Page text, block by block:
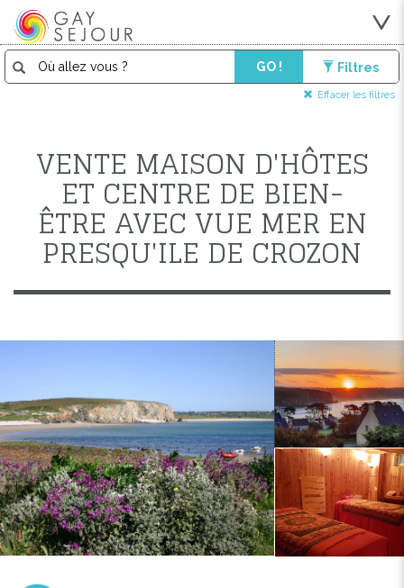
GO ! Filtres
Effacer les filtres
VENTE MAISON D'HÔTES
ET CENTRE DE BIEN-
ÊTRE AVEC VUE MER EN
PRESQU'ILE DE CROZON